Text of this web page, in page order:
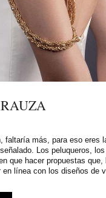
faltaría más, para eso eres
Los peluqueros,
que hacer propuestas
en línea con los diseños de